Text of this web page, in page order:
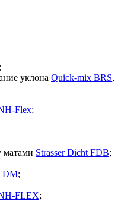
;
уклона Quick-mix BRS,
Flex;
матами Strasser Dicht FDB;
;
FLEX;